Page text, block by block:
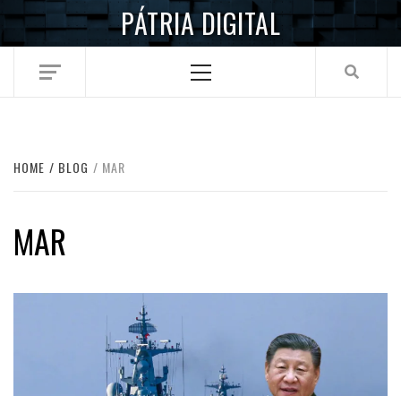
Skip
PÁTRIA DIGITAL
Menu
HOME BLOG MAR
MAR